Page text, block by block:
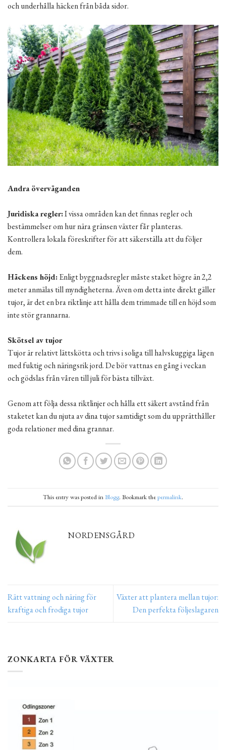
och underhålla häcken från båda sidor.
Andra överväganden
Juridiska regler:I vissa områden kan det finnas regler och
bestämmelser om hur nära gränsen växter får planteras.
Kontrollera lokala föreskrifter för att säkerställa att du följer
dem.
Häckens höjd:Enligt byggnadsregler måste staket högre än 2,2
meter anmälas till myndigheterna. Även om detta inte direkt gäller
tujor, är det en bra riktlinje att hålla dem trimmade till en höjd som
inte stör grannarna.
Skötsel av tujor
Tujor är relativt lättskötta och trivs i soliga till halvskuggiga lägen
med fuktig och näringsrik jord. De bör vattnas en gång i veckan
och gödslas från våren till juli för bästa tillväxt.
Genom att följa dessa riktlinjer och hålla ett säkert avstånd från
staketet kan du njuta av dina tujor samtidigt som du upprätthåller
goda relationer med dina grannar.
This entry was posted in Blogg. Bookmark thepermalink.
NORDENSGÅRD
Rätt vattning och näring för
kraftiga och frodiga tujor
Växter att plantera mellan tujor:
Den perfekta följeslagaren
ZONKARTA FÖR VÄXTER